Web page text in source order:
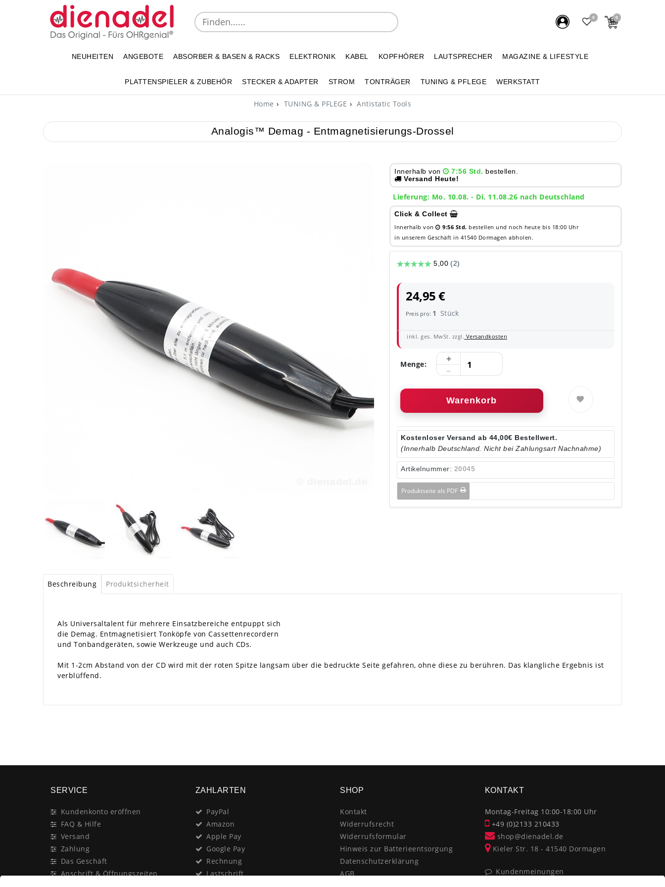
0 0
NEUHEITEN ANGEBOTE ABSORBER & BASEN & RACKS ELEKTRONIK KABEL KOPFHÖRER LAUTSPRECHER MAGAZINE & LIFESTYLE
PLATTENSPIELER & ZUBEHÖR STECKER & ADAPTER STROM TONTRÄGER TUNING & PFLEGE WERKSTATT
Home TUNING & PFLEGE Antistatic Tools
Analogis™ Demag - Entmagnetisierungs-Drossel
Innerhalb von 7:56 Std. bestellen.
Versand Heute!
Lieferung: Mo. 10.08. - Di. 11.08.26 nach Deutschland
Click & Collect
Innerhalb von 9:56 Std. bestellen und noch heute bis 18:00 Uhr
in unserem Geschäft in 41540 Dormagen abholen.
24,95 €
Preis pro: 1 Stück
inkl. ges. MwSt. zzgl. Versandkosten
Menge:
Warenkorb
Kostenloser Versand ab 44,00€ Bestellwert.
(Innerhalb Deutschland. Nicht bei Zahlungsart Nachnahme)
Artikelnummer: 20045
Produktseite als PDF
Beschreibung Produktsicherheit
Als Universaltalent für mehrere Einsatzbereiche entpuppt sich
die Demag. Entmagnetisiert Tonköpfe von Cassettenrecordern
und Tonbandgeräten, sowie Werkzeuge und auch CDs.
Mit 1-2cm Abstand von der CD wird mit der roten Spitze langsam über die bedruckte Seite gefahren, ohne diese zu berühren. Das klangliche Ergebnis ist
verblüffend.
SERVICE
Kundenkonto eröffnen
FAQ & Hilfe
Versand
Zahlung
Das Geschäft
Anschrift & Öffnungszeiten
ZAHLARTEN
PayPal
Amazon
Apple Pay
Google Pay
Rechnung
Lastschrift
SHOP
Kontakt
Widerrufsrecht
Widerrufsformular
Hinweis zur Batterieentsorgung
Datenschutzerklärung
AGB
KONTAKT
Montag-Freitag 10:00-18:00 Uhr
+49 (0)2133 210433
shop@dienadel.de
Kieler Str. 18 - 41540 Dormagen
Kundenmeinungen